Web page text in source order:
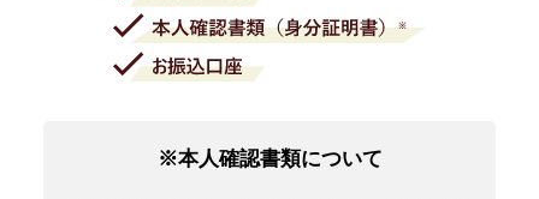
※本人確認書類について